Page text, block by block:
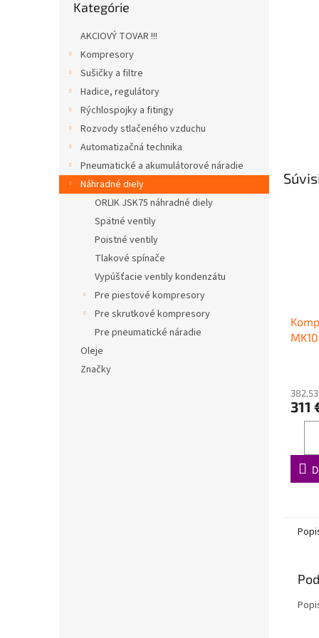
kategórie
Kategórie
AKCIOVÝ TOVAR !!!
Kompresory
Sušičky a filtre
Hadice, regulátory
Rýchlospojky a fitingy
Rozvody stlačeného vzduchu
Automatizačná technika
Pneumatické a akumulátorové náradie
Náhradné diely
ORLIK JSK75 náhradné diely
Spätné ventily
Poistné ventily
Tlakové spínače
Vypúšťacie ventily kondenzátu
Pre piestové kompresory
Pre skrutkové kompresory
Pre pneumatické náradie
Oleje
Značky
311